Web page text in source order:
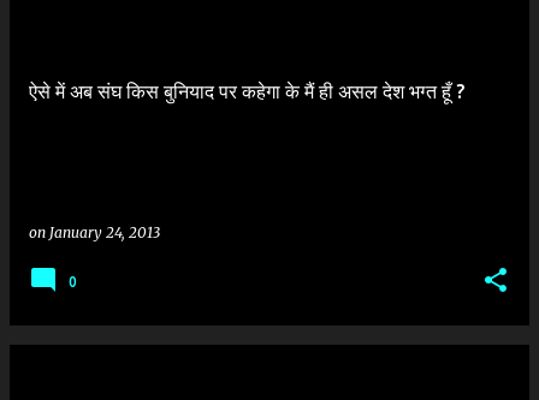
ऐसे में अब संघ किस बुनियाद पर कहेगा के मैं ही असल देश भग्त हूँ ?
on January 24, 2013
0